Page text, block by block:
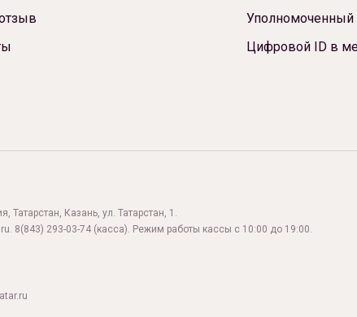
Уполномоченный
Цифровой ID в
Казань, ул. Татарстан, 1.
. 8(843) 293-03-74 (касса). Режим работы кассы с 10:00 до 19:00.